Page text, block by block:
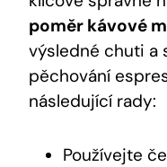
poměr kávové
výsledné chuti a
pěchování
následující rady:
Používejte